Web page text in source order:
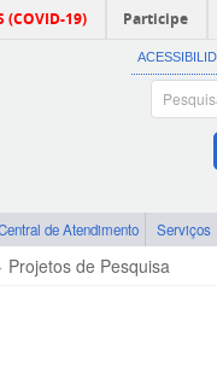
(COVID-19) Participe
de Atendimento Serviços
Projetos de Pesquisa